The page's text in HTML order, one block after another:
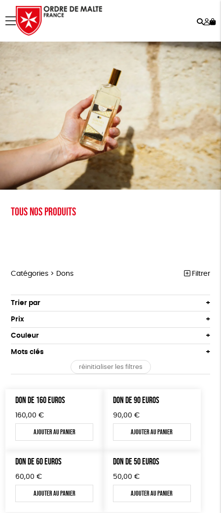
menu
Tous nos produits
Catégories > Dons Filtrer
NOTRE COLLECTION
ACCESSOIRES
MAISON
BIEN-ÊTRE
Trier par
Par défaut
Popularité
Prix : du - cher au + cher
Prix : du + cher au - cher
Prix
Tous
0 € - 50 €
Couleur
Blanc Pur
violet
Mots clés
Fabriqué en France Agriculture Biologique
Fabriqué en Espagne ESAT
réinitialiser les filtres
DON DE 160 EUROS
160,00 €
Ajouter au panier
DON DE 90 EUROS
90,00 €
Ajouter au panier
DON DE 60 EUROS
60,00 €
Ajouter au panier
DON DE 50 EUROS
50,00 €
Ajouter au panier